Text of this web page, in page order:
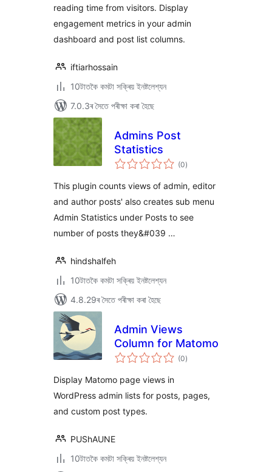
reading time from visitors. Display
engagement metrics in your admin
dashboard and post list columns.
iftiarhossain
10টাতকৈ কমটা সক্ৰিয় ইনষ্টলেশ্যন
7.0.3ৰ সৈতে পৰীক্ষা কৰা হৈছে
Admins Post
Statistics
(0টা
মুঠ)
This plugin counts views of admin, editor
and author posts' also creates sub menu
Admin Statistics under Posts to see
number of posts they&#039 …
hindshalfeh
10টাতকৈ কমটা সক্ৰিয় ইনষ্টলেশ্যন
4.8.29ৰ সৈতে পৰীক্ষা কৰা হৈছে
Admin Views
Column for Matomo
(0টা
মুঠ)
Display Matomo page views in
WordPress admin lists for posts, pages,
and custom post types.
PUShAUNE
10টাতকৈ কমটা সক্ৰিয় ইনষ্টলেশ্যন